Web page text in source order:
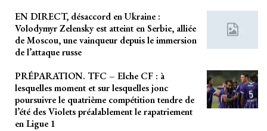
EN DIRECT, désaccord en Ukraine :
Volodymyr Zelensky est atteint en Serbie, alliée
de Moscou, une vainqueur depuis le immersion
de l’attaque russe
PRÉPARATION. TFC – Elche CF : à
lesquelles moment et sur lesquelles jonc
poursuivre le quatrième compétition tendre de
l’été des Violets préalablement le rapatriement
en Ligue 1